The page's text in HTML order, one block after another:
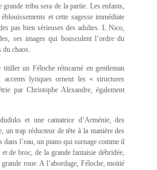
tribu sera de la partie. Les enfants,
et cette sagesse immédiate
pas bien sérieuses des adultes. L Nico,
ses images qui bousculent l’ordre du
chaos.
un Féloche réincarné en gentleman
lyriques ornent les « structures
par Christophe Alexandre, également
et une cantatrice d’Arménie, des
un trap réducteur de tête à la manière des
dans l’eau, un piano qui surnage comme il
de broc, de la grande fantaisie débridée,
roue. A l’abordage, Féloche, moitié